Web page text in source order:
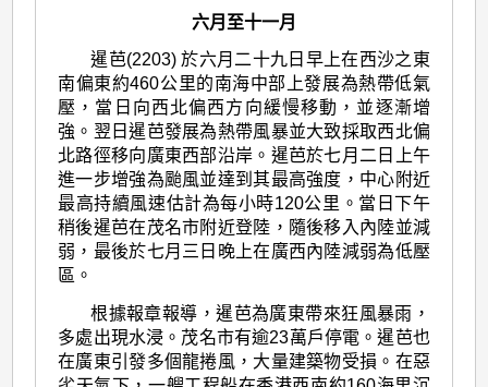
六月至十一月
暹芭(2203) 於六月二十九日早上在西沙之東
南偏東約460公里的南海中部上發展為熱帶低氣
壓，當日向西北偏西方向緩慢移動，並逐漸增
強。翌日暹芭發展為熱帶風暴並大致採取西北偏
北路徑移向廣東西部沿岸。暹芭於七月二日上午
進一步增強為颱風並達到其最高強度，中心附近
最高持續風速估計為每小時120公里。當日下午
稍後暹芭在茂名市附近登陸，隨後移入內陸並減
弱，最後於七月三日晚上在廣西內陸減弱為低壓
區。
根據報章報導，暹芭為廣東帶來狂風暴雨，
多處出現水浸。茂名市有逾23萬戶停電。暹芭也
在廣東引發多個龍捲風，大量建築物受損。在惡